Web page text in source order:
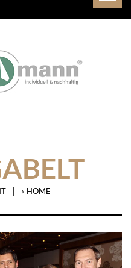
| « HOME